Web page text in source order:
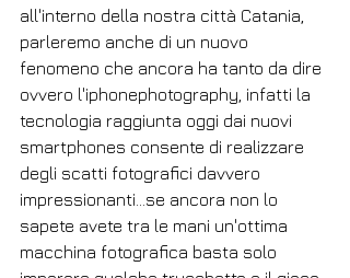
all'interno della nostra città Catania,
parleremo anche di un nuovo
fenomeno che ancora ha tanto da dire
ovvero l'iphonephotography, infatti la
tecnologia raggiunta oggi dai nuovi
smartphones consente di realizzare
degli scatti fotografici davvero
impressionanti...se ancora non lo
sapete avete tra le mani un'ottima
macchina fotografica basta solo